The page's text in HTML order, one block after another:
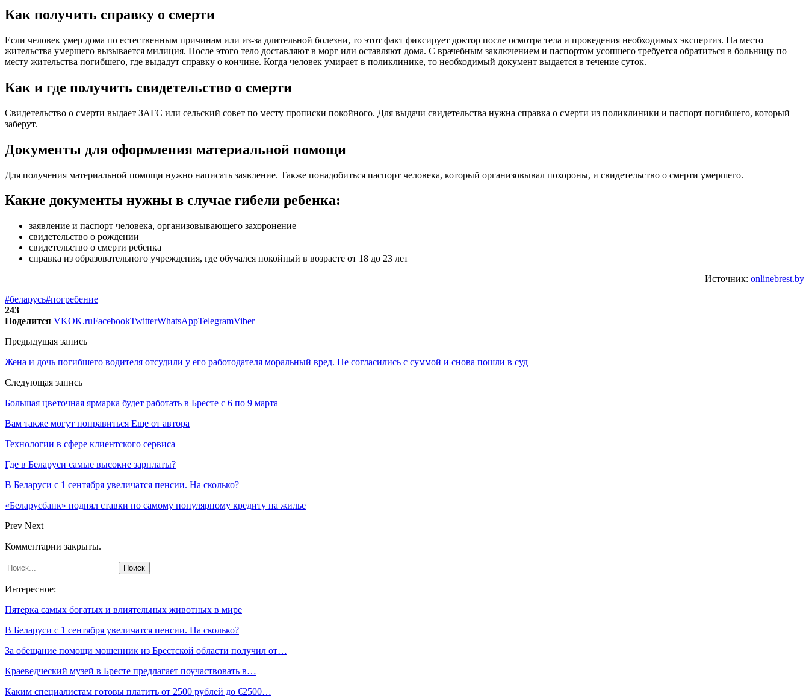
Как получить справку о смерти
Если человек умер дома по естественным причинам или из-за длительной болезни, то этот факт фиксирует доктор после осмотра тела и проведения необходимых экспертиз. На место
жительства умершего вызывается милиция. После этого тело доставляют в морг или оставляют дома. С врачебным заключением и паспортом усопшего требуется обратиться в больницу по
месту жительства погибшего, где выдадут справку о кончине. Когда человек умирает в поликлинике, то необходимый документ выдается в течение суток.
Как и где получить свидетельство о смерти
Свидетельство о смерти выдает ЗАГС или сельский совет по месту прописки покойного. Для выдачи свидетельства нужна справка о смерти из поликлиники и паспорт погибшего, который
заберут.
Документы для оформления материальной помощи
Для получения материальной помощи нужно написать заявление. Также понадобиться паспорт человека, который организовывал похороны, и свидетельство о смерти умершего.
Какие документы нужны в случае гибели ребенка:
заявление и паспорт человека, организовывающего захоронение
свидетельство о рождении
свидетельство о смерти ребенка
справка из образовательного учреждения, где обучался покойный в возрасте от 18 до 23 лет
Источник: onlinebrest.by
#беларусь#погребение
243
Поделится VKOK.ruFacebookTwitterWhatsAppTelegramViber
Предыдущая запись
Жена и дочь погибшего водителя отсудили у его работодателя моральный вред. Не согласились с суммой и снова пошли в суд
Следующая запись
Большая цветочная ярмарка будет работать в Бресте с 6 по 9 марта
Вам также могут понравиться Еще от автора
Технологии в сфере клиентского сервиса
Где в Беларуси самые высокие зарплаты?
В Беларуси с 1 сентября увеличатся пенсии. На сколько?
«Беларусбанк» поднял ставки по самому популярному кредиту на жилье
Prev Next
Комментарии закрыты.
Интересное:
Пятерка самых богатых и влиятельных животных в мире
В Беларуси с 1 сентября увеличатся пенсии. На сколько?
За обещание помощи мошенник из Брестской области получил от…
Краеведческий музей в Бресте предлагает поучаствовать в…
Каким специалистам готовы платить от 2500 рублей до €2500…